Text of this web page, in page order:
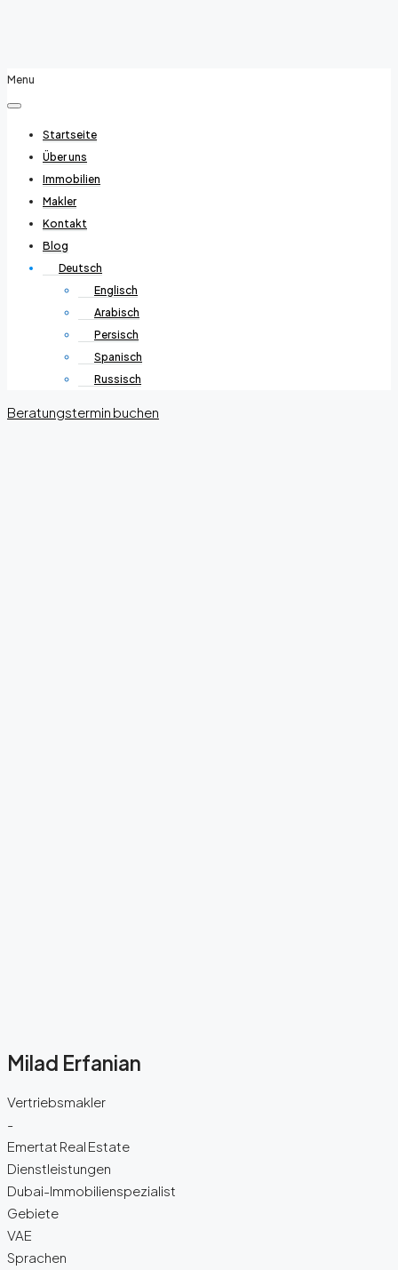
Menu
Startseite
Über uns
Immobilien
Makler
Kontakt
Blog
Deutsch
Englisch
Arabisch
Persisch
Spanisch
Russisch
Beratungstermin buchen
Milad Erfanian
Vertriebsmakler
-
Emertat Real Estate
Dienstleistungen
Dubai-Immobilienspezialist
Gebiete
VAE
Sprachen